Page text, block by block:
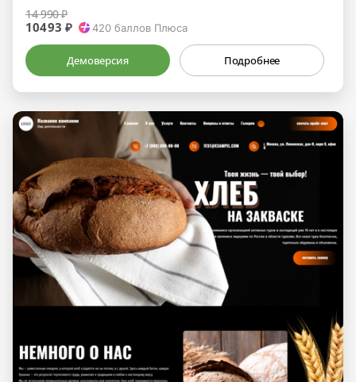
14 990 ₽
10493 ₽ 420 баллов Плюса
Демоверсия Подробнее